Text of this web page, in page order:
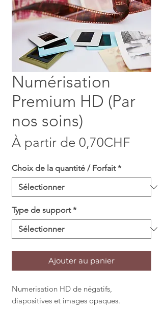
Numérisation
Premium HD (Par
nos soins)
À partir de 0,70CHFPrix
Choix de la quantité / Forfait *
Type de support *
Ajouter au panier
Numerisation HD de négatifs,
diapositives et images opaques.